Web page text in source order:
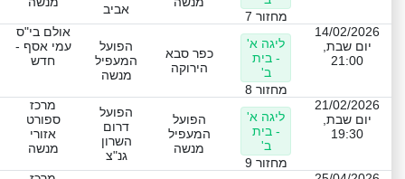
מחזור 7
אביב
14/02/2026
יום שבת,
21:00
ליגה א'
- בית
ב'
מחזור 8
כפר סבא
הירוקה
הפועל
המעפיל
מנשה
אולם בי"ס
עמי אסף -
חדש
21/02/2026
יום שבת,
19:30
ליגה א'
- בית
ב'
מחזור 9
הפועל
המעפיל
מנשה
הפועל
דרום
השרון
גנ"צ
מרכז
ספורט
אזורי
מנשה